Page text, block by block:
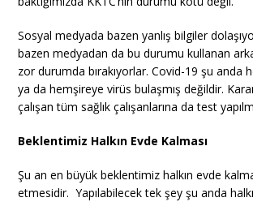
Sosyal medyada bazen yanlış bilgiler
bazen medyadan da bu durumu kullanan
zor durumda bırakıyorlar. Covid-19 şu anda
ya da hemşireye virüs bulaşmış değildir.
çalışan tüm sağlık çalışanlarına da test
Beklentimiz Halkın Evde Kalması
Şu an en büyük beklentimiz halkın evde
etmesidir. Yapılabilecek tek şey şu anda